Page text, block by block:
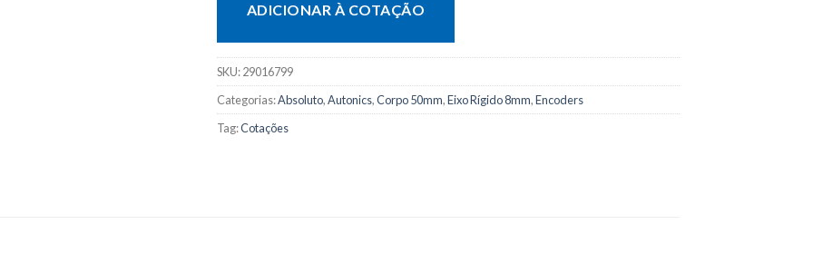
ADICIONAR À COTAÇÃO
SKU:29016799
Categorias:Absoluto,Autonics,Corpo 50mm,Eixo Rígido 8mm,Encoders
Tag:Cotações